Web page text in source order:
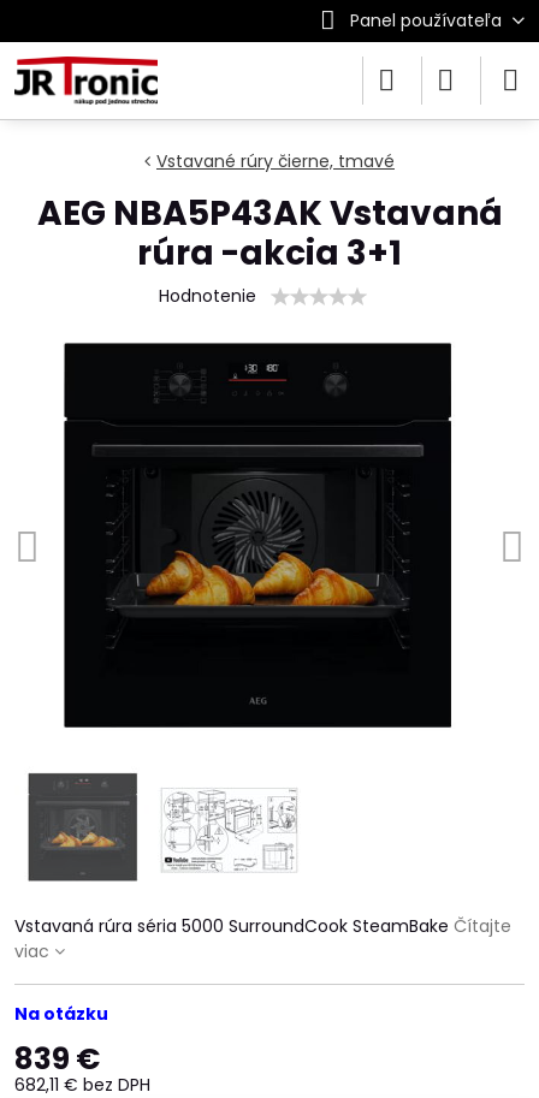
Panel používateľa
Vstavané rúry čierne, tmavé
AEG NBA5P43AK Vstavaná
rúra -akcia 3+1
Hodnotenie
Vstavaná rúra séria 5000 SurroundCook SteamBake Čítajte
viac
Na otázku
839 €
682,11 € bez DPH